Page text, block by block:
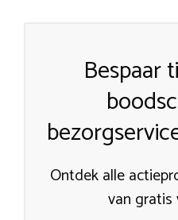
Bespaar
Ontdek alle
van gratis